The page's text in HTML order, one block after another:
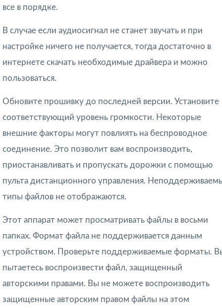
все в порядке.
В случае если аудиосигнал не станет звучать и при
настройке ничего не получается, тогда достаточно в
интернете скачать необходимые драйвера и можно
пользоваться.
Обновите прошивку до последней версии. Установите
соответствующий уровень громкости. Некоторые
внешние факторы могут повлиять на беспроводное
соединение. Это позволит вам воспроизводить,
приостанавливать и пропускать дорожки с помощью
пульта дистанционного управления.
типы файлов не отображаются.
Этот аппарат может просматривать файлы в восьми
папках. Формат файла не поддерживается данным
устройством. Проверьте поддерживаемые форматы.
пытаетесь воспроизвести файл, защищенный
авторскими правами. Вы не можете воспроизводить
защищенные авторским правом файлы на этом